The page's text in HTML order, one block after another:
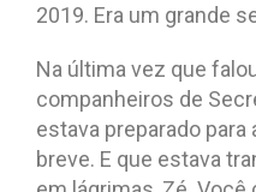
2019. Era um grande
Na última vez que
companheiros de
estava preparado
breve. E que estava